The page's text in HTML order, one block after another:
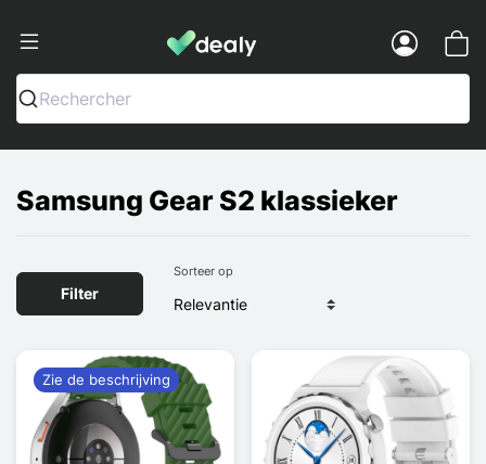
Dealy - Telefoonhoesjes en
Rechercher
Samsung Gear S2 klassieker
Filter
Sorteer op
Zie de beschrijving